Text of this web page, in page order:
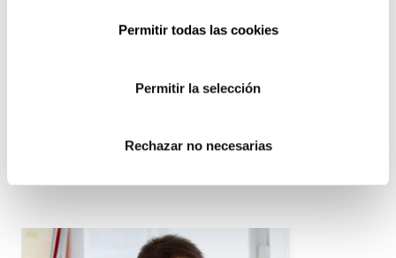
Permitir todas las cookies
Permitir la selección
Rechazar no necesarias
PREGUNTAS FRECUENTES
SOBRE COMPLIANCE